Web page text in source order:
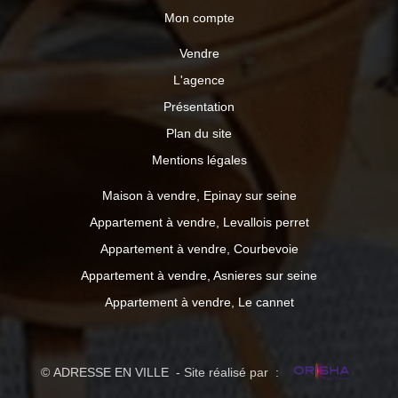
Mon compte
Vendre
L'agence
Présentation
Plan du site
Mentions légales
Maison à vendre, Epinay sur seine
Appartement à vendre, Levallois perret
Appartement à vendre, Courbevoie
Appartement à vendre, Asnieres sur seine
Appartement à vendre, Le cannet
© ADRESSE EN VILLE - Site réalisé par :